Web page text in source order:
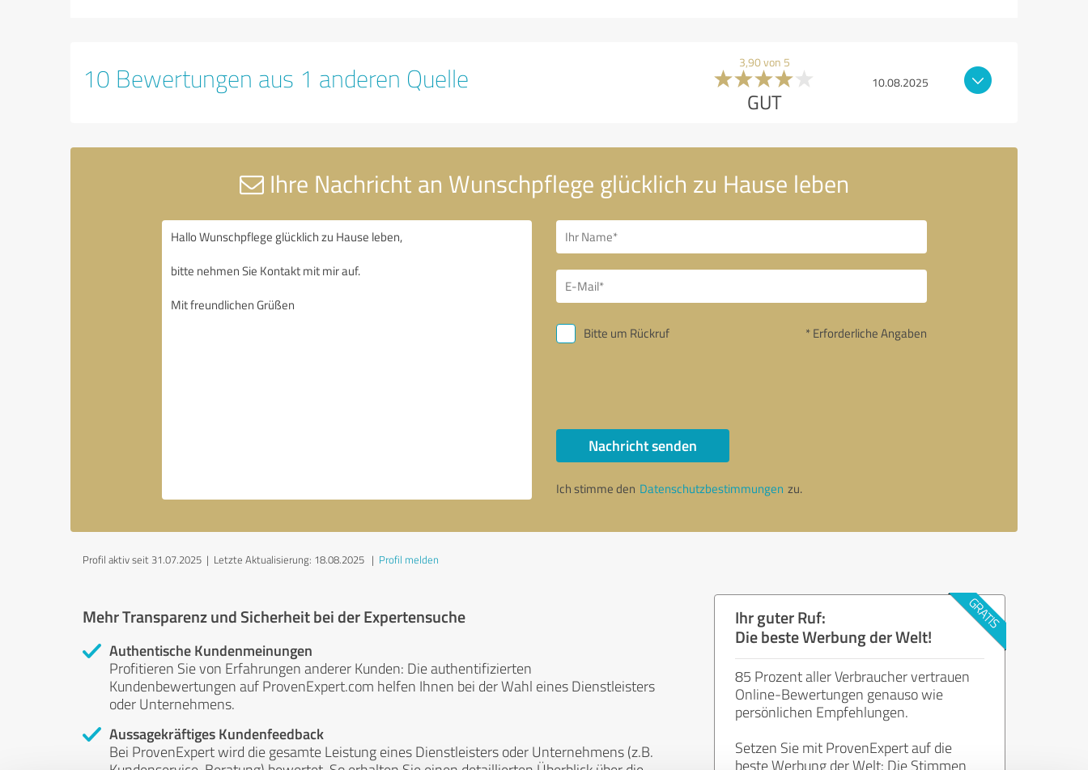
10 Bewertungen aus 1 anderen Quelle 3,90 von 5
GUT
10.08.2025
Ihre Nachricht an Wunschpflege glücklich zu Hause leben
Bitte um Rückruf * Erforderliche Angaben
Nachricht senden
Ich stimme den Datenschutzbestimmungen zu.
Profil aktiv seit 31.07.2025 | Letzte Aktualisierung: 18.08.2025 | Profil melden
Mehr Transparenz und Sicherheit bei der Expertensuche
Authentische Kundenmeinungen
Profitieren Sie von Erfahrungen anderer Kunden: Die authentifizierten
Kundenbewertungen auf ProvenExpert.com helfen Ihnen bei der Wahl eines Dienstleisters
oder Unternehmens.
Aussagekräftiges Kundenfeedback
Bei ProvenExpert wird die gesamte Leistung eines Dienstleisters oder Unternehmens (z.B.
Ihr guter Ruf:
Die beste Werbung der Welt!
85 Prozent aller Verbraucher vertrauen
Online-Bewertungen genauso wie
persönlichen Empfehlungen.
Setzen Sie mit ProvenExpert auf die
beste Werbung der Welt: Die Stimmen